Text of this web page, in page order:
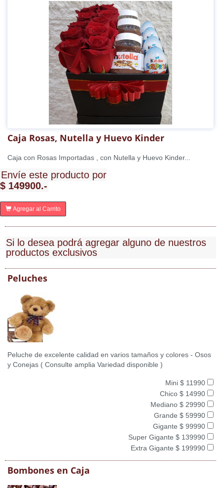
Caja Rosas, Nutella y Huevo Kinder
Caja con Rosas Importadas , con Nutella y Huevo Kinder...
Envíe este producto por
$ 149900.-
Agregar al Carrito
Si lo desea podrá agregar alguno de nuestros
productos exclusivos
Peluches
Peluche de excelente calidad en varios tamaños y colores - Osos
y Conejas ( Consulte amplia Variedad disponible )
Mini $ 11990
Chico $ 14990
Mediano $ 29990
Grande $ 59990
Gigante $ 99990
Super Gigante $ 139990
Extra Gigante $ 199990
Bombones en Caja